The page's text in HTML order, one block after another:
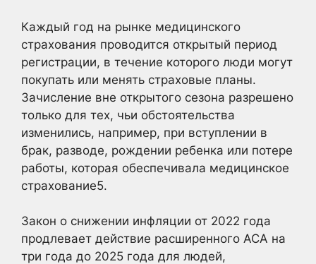
Каждый год на рынке медицинского
страхования проводится открытый период
регистрации, в течение которого люди могут
покупать или менять страховые планы.
Зачисление вне открытого сезона разрешено
только для тех, чьи обстоятельства
изменились, например, при вступлении в
брак, разводе, рождении ребенка или потере
работы, которая обеспечивала медицинское
страхование5.
Закон о снижении инфляции от 2022 года
продлевает действие расширенного ACA на
три года до 2025 года для людей,